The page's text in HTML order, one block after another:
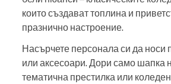
които създават топлина и
празнично настроение.
Насърчете персонала си да носи
или аксесоари. Дори само шапка
тематична престилка или